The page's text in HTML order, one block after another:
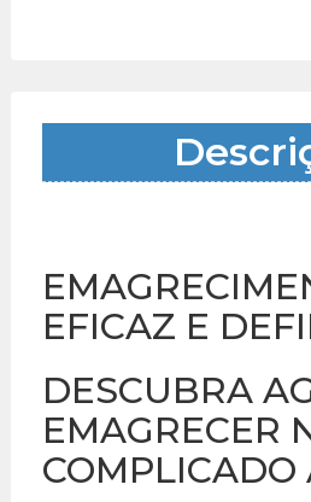
EFICAZ E
DESCUBRA
EMAGRECER
COMPLICADO